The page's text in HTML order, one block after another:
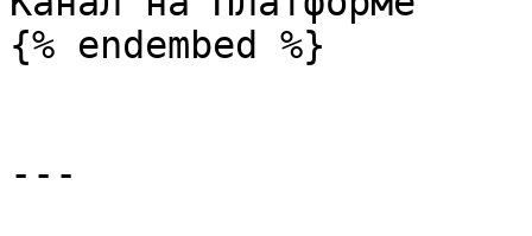
{% endembed %}
---